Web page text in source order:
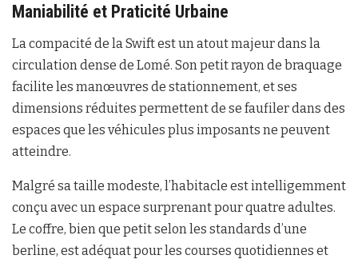
Maniabilité et Praticité Urbaine
La compacité de la Swift est un atout majeur dans la
circulation dense de Lomé. Son petit rayon de braquage
facilite les manœuvres de stationnement, et ses
dimensions réduites permettent de se faufiler dans des
espaces que les véhicules plus imposants ne peuvent
atteindre.
Malgré sa taille modeste, l’habitacle est intelligemment
conçu avec un espace surprenant pour quatre adultes.
Le coffre, bien que petit selon les standards d’une
berline, est adéquat pour les courses quotidiennes et